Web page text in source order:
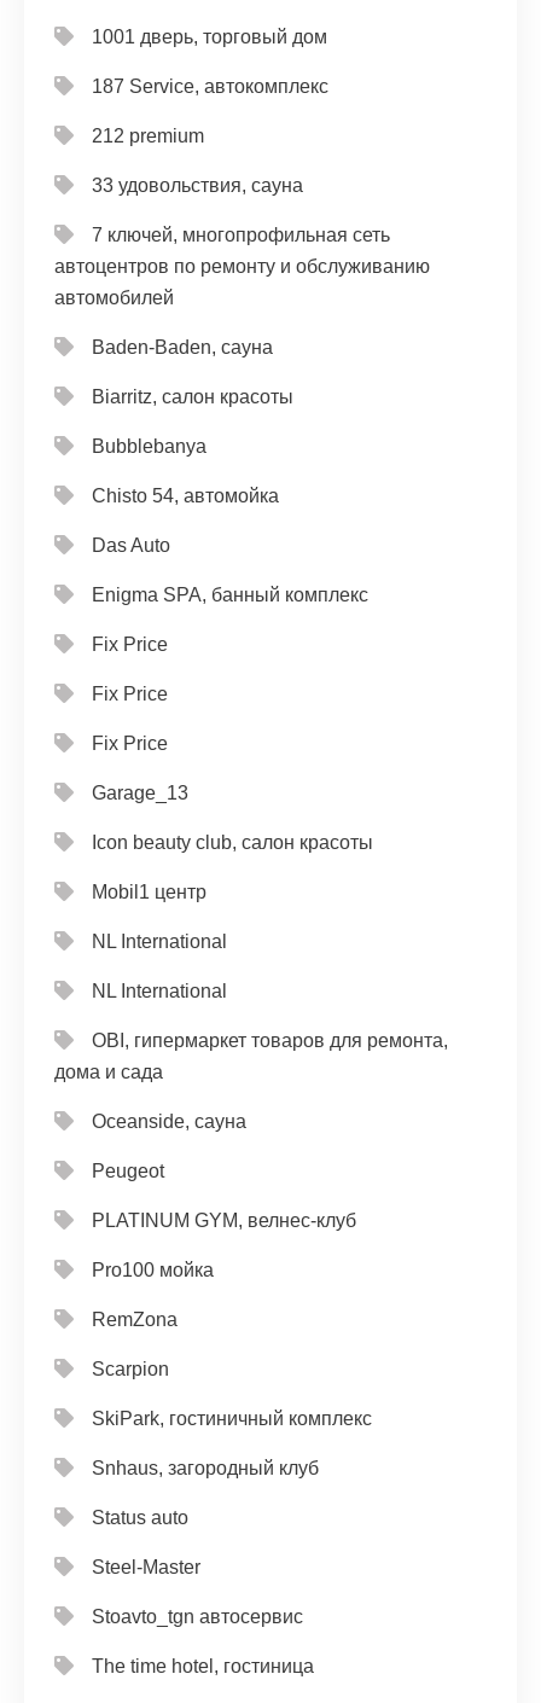
1001 дверь, торговый дом
187 Service, автокомплекс
212 premium
33 удовольствия, сауна
7 ключей, многопрофильная сеть
автоцентров по ремонту и обслуживанию
автомобилей
Baden-Baden, сауна
Biarritz, салон красоты
Bubblebanya
Chisto 54, автомойка
Das Auto
Enigma SPA, банный комплекс
Fix Price
Fix Price
Fix Price
Garage_13
Icon beauty club, салон красоты
Mobil1 центр
NL International
NL International
OBI, гипермаркет товаров для ремонта,
дома и сада
Oceanside, сауна
Peugeot
PLATINUM GYM, велнес-клуб
Pro100 мойка
RemZona
Scarpion
SkiPark, гостиничный комплекс
Snhaus, загородный клуб
Status auto
Steel-Master
Stoavto_tgn автосервис
The time hotel, гостиница